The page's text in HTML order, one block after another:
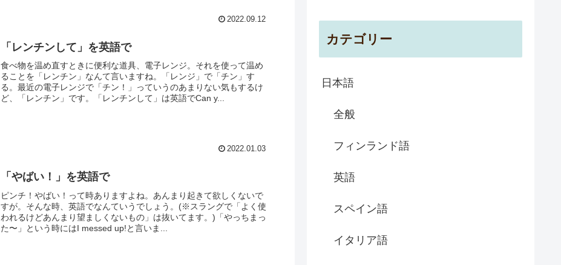
2022.09.12
「レンチンして」を英語で
食べ物を温め直すときに便利な道具、電子レンジ。それを使って温め
ることを「レンチン」なんて言いますね。「レンジ」で「チン」す
る。最近の電子レンジで「チン！」っていうのあまりない気もするけ
ど、「レンチン」です。「レンチンして」は英語でCan y...
2022.01.03
「やばい！」を英語で
ピンチ！やばい！って時ありますよね。あんまり起きて欲しくないで
すが。そんな時、英語でなんていうでしょう。(※スラングで「よく使
われるけどあんまり望ましくないもの」は抜いてます。)「やっちまっ
た〜」という時にはI messed up!と言いま...
カテゴリー
日本語
全般
フィンランド語
英語
スペイン語
イタリア語